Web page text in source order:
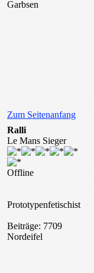
Garbsen
Zum Seitenanfang
Ralli
Le Mans Sieger
Offline
Prototypenfetischist
Beiträge: 7709
Nordeifel